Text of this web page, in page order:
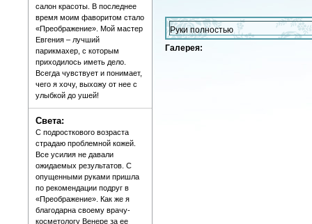
салон красоты. В последнее
время моим фаворитом стало
«Преображение». Мой мастер
Евгения – лучший
парикмахер, с которым
приходилось иметь дело.
Всегда чувствует и понимает,
чего я хочу, выхожу от нее с
улыбкой до ушей!
Света:
С подросткового возраста
страдаю проблемной кожей.
Все усилия не давали
ожидаемых результатов. С
опущенными руками пришла
по рекомендации подруг в
«Преображение». Как же я
благодарна своему врачу-
косметологу Венере за ее
Руки полностью
Галерея: